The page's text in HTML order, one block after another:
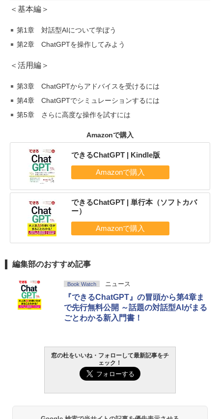
＜基本編＞
第1章 対話型AIについて学ぼう
第2章 ChatGPTを操作してみよう
＜活用編＞
第3章 ChatGPTからアドバイスを受けるには
第4章 ChatGPTでシミュレーションするには
第5章 さらに高度な操作を試すには
Amazonで購入
できるChatGPT | Kindle版
できるChatGPT | 単行本（ソフトカバ
ー）
編集部のおすすめ記事
Book Watch ニュース
『できるChatGPT』の冒頭から第4章ま
で先行無料公開 ～話題の対話型AIがまる
ごとわかる新入門書！
窓の杜をいいね・フォローして最新記事をチ
ェック！